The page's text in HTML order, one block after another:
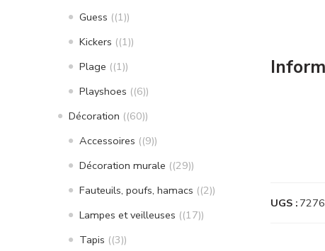
UGS : 7276
Guess (1)
Kickers (1)
Plage (1)
Playshoes (6)
Décoration (60)
Accessoires (9)
Décoration murale (29)
Fauteuils, poufs, hamacs (2)
Lampes et veilleuses (17)
Tapis (3)